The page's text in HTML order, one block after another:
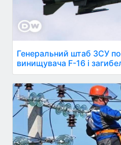
Генеральний штаб ЗСУ
винищувача F-16 і